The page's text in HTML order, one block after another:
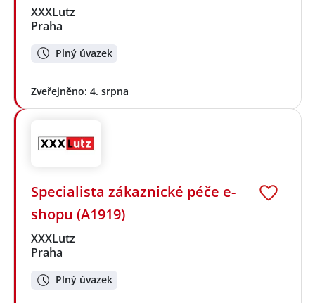
XXXLutz
Praha
Plný úvazek
Zveřejněno: 4. srpna
Specialista zákaznické péče e-
shopu (A1919)
XXXLutz
Praha
Plný úvazek